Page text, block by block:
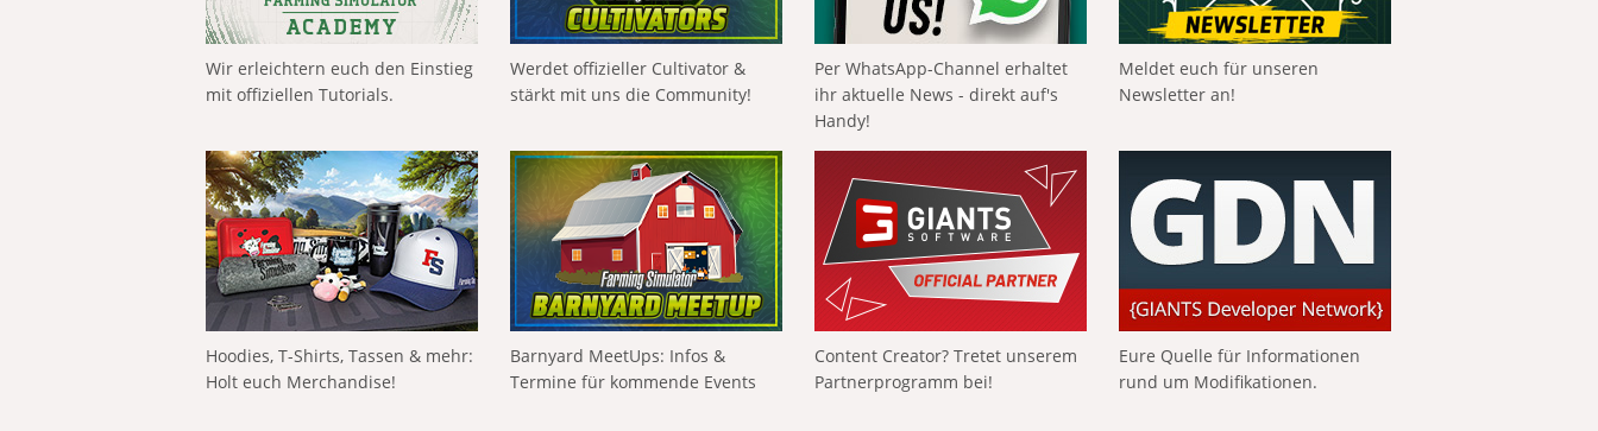
Wir erleichtern euch den Einstieg
mit offiziellen Tutorials.
Werdet offizieller Cultivator &
stärkt mit uns die Community!
Per WhatsApp-Channel erhaltet
ihr aktuelle News - direkt auf's
Handy!
Meldet euch für unseren
Newsletter an!
Hoodies, T-Shirts, Tassen & mehr:
Holt euch Merchandise!
Barnyard MeetUps: Infos &
Termine für kommende Events
Content Creator? Tretet unserem
Partnerprogramm bei!
Eure Quelle für Informationen
rund um Modifikationen.